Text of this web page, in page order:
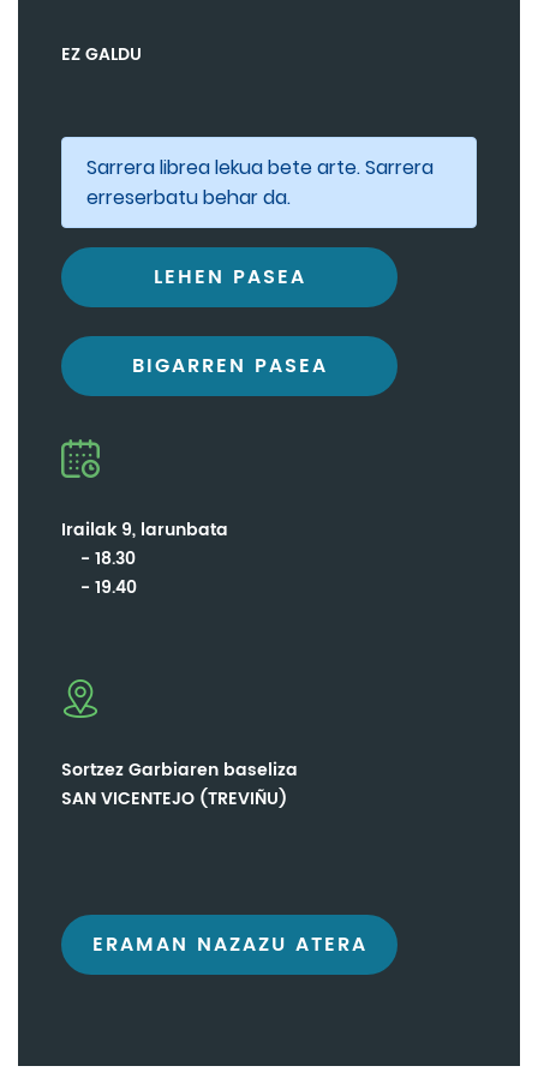
EZ GALDU
Sarrera librea lekua bete arte. Sarrera
erreserbatu behar da.
LEHEN PASEA
BIGARREN PASEA
Irailak 9, larunbata
18.30
19.40
Sortzez Garbiaren baseliza
SAN VICENTEJO (TREVIÑU)
ERAMAN NAZAZU ATERA